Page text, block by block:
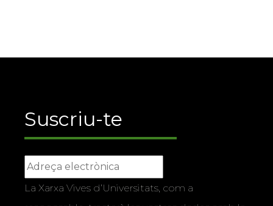
Suscriu-te
La Xarxa Vives d’Universitats, com a